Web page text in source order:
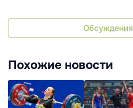
Обсуждения
Похожие новости